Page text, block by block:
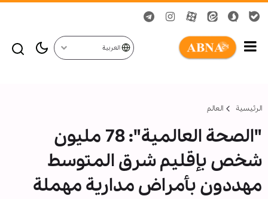
العربية
الرئيسية العالم
"الصحة العالمية": 78 مليون
شخص بإقليم شرق المتوسط
مهددون بأمراض مدارية مهملة